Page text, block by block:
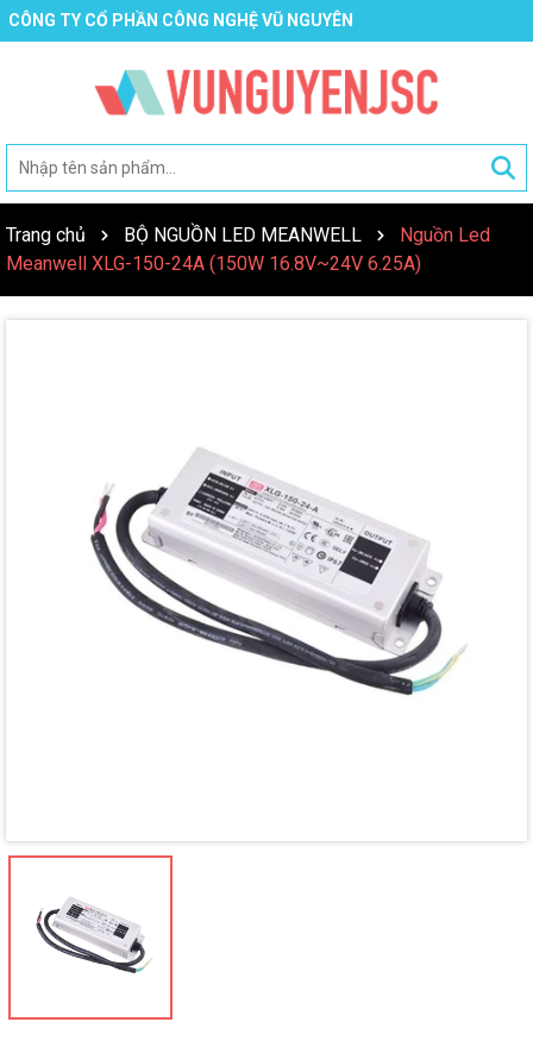
CÔNG TY CỔ PHẦN CÔNG NGHỆ VŨ NGUYÊN
Trang chủ BỘ NGUỒN LED MEANWELL
Nguồn Led
Meanwell XLG-150-24A (150W 16.8V~24V 6.25A)